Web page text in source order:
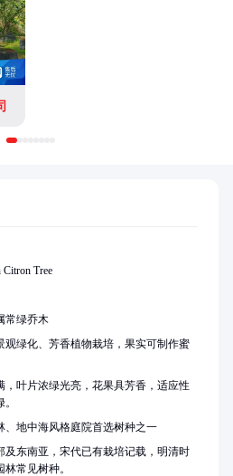
Tree
常绿乔木
观绿化、芳香植物栽培，果实可制作蜜
，叶片浓绿光亮，花果具芳香，适应性
、地中海风格庭院首选树种之一
及东南亚，宋代已有栽培记载，明清时
常见树种。